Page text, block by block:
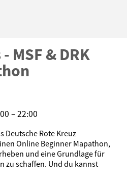
MSF & DRK
– 22:00
Deutsche Rote Kreuz
Online Beginner Mapathon,
und eine Grundlage für
zu schaffen. Und du kannst